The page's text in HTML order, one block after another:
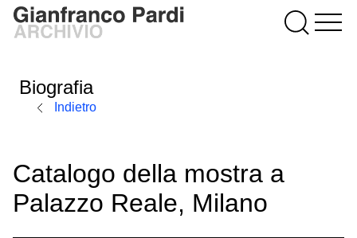
Biografia
Indietro
Catalogo della mostra a
Palazzo Reale, Milano